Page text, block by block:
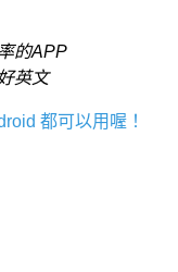
的APP
英文
都可以用喔！